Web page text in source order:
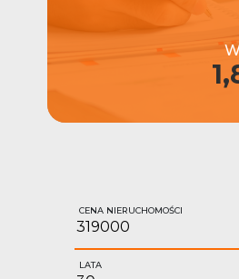
CENA NIERUCHOMOŚCI
LATA